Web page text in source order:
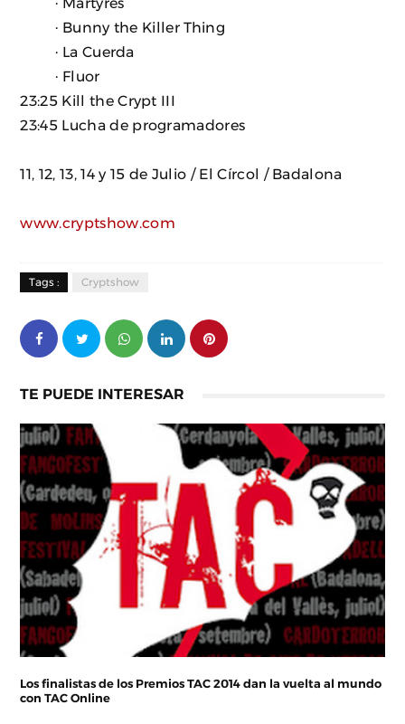
· Bunny the Killer Thing
· La Cuerda
· Fluor
23:25 Kill the Crypt III
23:45 Lucha de programadores
11, 12, 13, 14 y 15 de Julio / El Círcol / Badalona
www.cryptshow.com
Tags : Cryptshow
TE PUEDE INTERESAR
Los finalistas de los Premios TAC 2014 dan la vuelta al mundo
con TAC Online